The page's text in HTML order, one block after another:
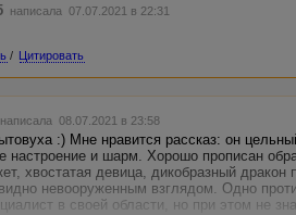
написала 07.07.2021 в 22:31
/ Цитировать
написала 08.07.2021 в 23:58
:) Мне нравится рассказ: он
настроение и шарм. Хорошо прописан
хвостатая девица, дикобразный
невооруженным взглядом. Одно
в своей области, но при этом не